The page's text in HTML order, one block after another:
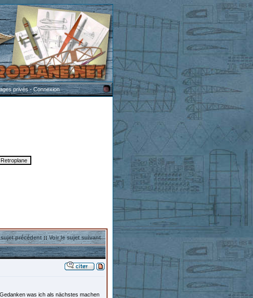
privés-Connexion
sujet précédent::Voir le sujet suivant
was ich als nächstes machen